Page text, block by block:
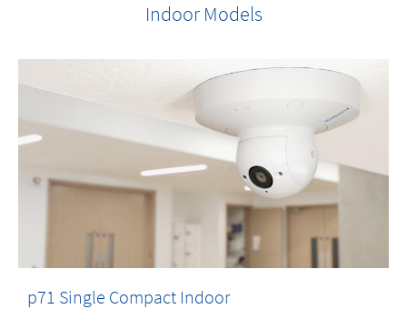
Indoor Models
p71 Single Compact Indoor